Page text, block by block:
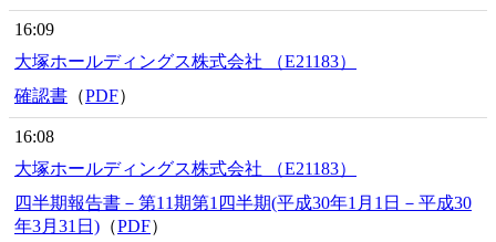
16:09
大塚ホールディングス株式会社 （E21183）
確認書 （PDF）
16:08
大塚ホールディングス株式会社 （E21183）
四半期報告書－第11期第1四半期(平成30年1月1日－平成30
年3月31日) （PDF）